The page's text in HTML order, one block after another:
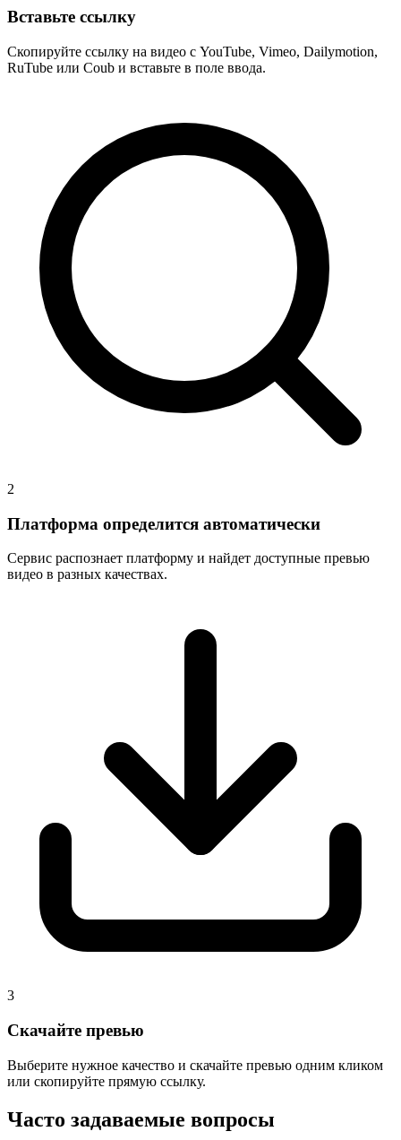
Вставьте ссылку
Скопируйте ссылку на видео с YouTube, Vimeo, Dailymotion,
RuTube или Coub и вставьте в поле ввода.
2
Платформа определится автоматически
Сервис распознает платформу и найдет доступные превью
видео в разных качествах.
3
Скачайте превью
Выберите нужное качество и скачайте превью одним кликом
или скопируйте прямую ссылку.
Часто задаваемые вопросы